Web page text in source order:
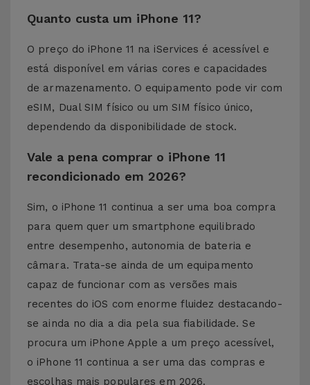
Quanto custa um iPhone 11?
O preço do iPhone 11 na iServices é acessível e
está disponível em várias cores e capacidades
de armazenamento. O equipamento pode vir com
eSIM, Dual SIM físico ou um SIM físico único,
dependendo da disponibilidade de stock.
Vale a pena comprar o iPhone 11
recondicionado em 2026?
Sim, o iPhone 11 continua a ser uma boa compra
para quem quer um smartphone equilibrado
entre desempenho, autonomia de bateria e
câmara. Trata-se ainda de um equipamento
capaz de funcionar com as versões mais
recentes do iOS com enorme fluidez destacando-
se ainda no dia a dia pela sua fiabilidade. Se
procura um iPhone Apple a um preço acessível,
o iPhone 11 continua a ser uma das compras e
escolhas mais populares em 2026.